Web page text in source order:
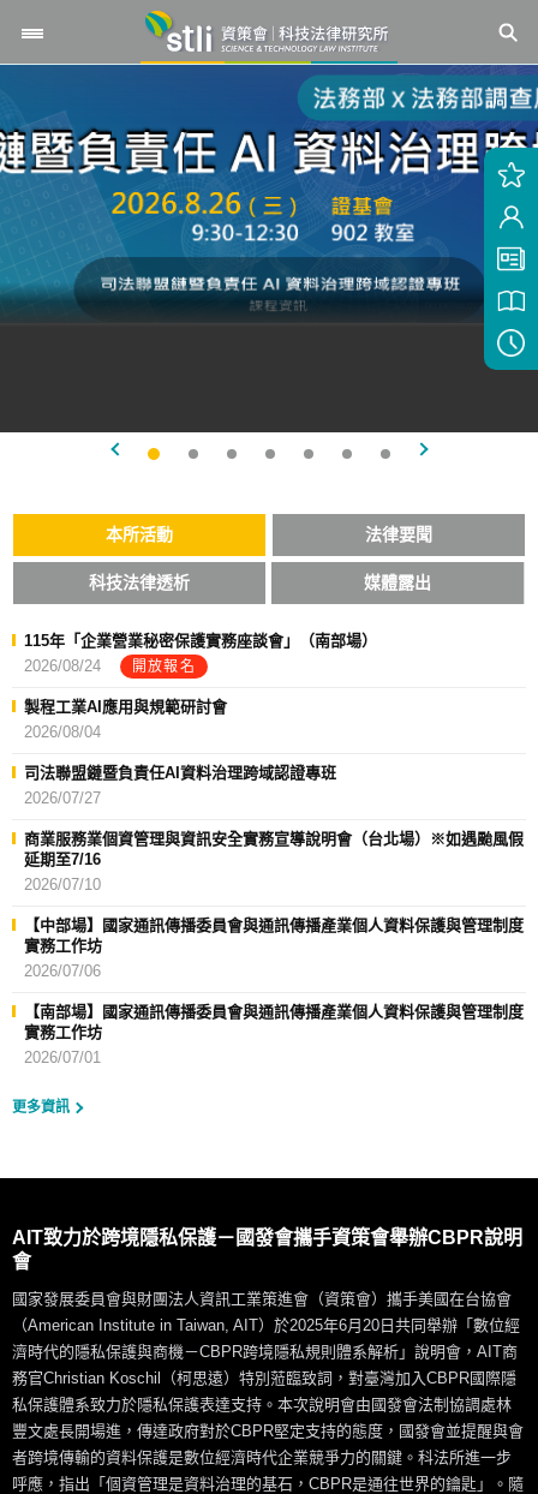
本所活動 法律要聞
科技法律透析 媒體露出
2026/08/24 開放報名
115年「企業營業秘密保護實務座談會」（南部場）
2026/08/04
製程工業AI應用與規範研討會
2026/07/27
司法聯盟鏈暨負責任AI資料治理跨域認證專班
2026/07/10
商業服務業個資管理與資訊安全實務宣導說明會（台北場）※如遇颱風假
延期至7/16
2026/07/06
【中部場】國家通訊傳播委員會與通訊傳播產業個人資料保護與管理制度
實務工作坊
2026/07/01
【南部場】國家通訊傳播委員會與通訊傳播產業個人資料保護與管理制度
實務工作坊
更多資訊
AIT致力於跨境隱私保護－國發會攜手資策會舉辦CBPR說明
會
國家發展委員會與財團法人資訊工業策進會（資策會）攜手美國在台協會
（American Institute in Taiwan, AIT）於2025年6月20日共同舉辦「數位經
濟時代的隱私保護與商機－CBPR跨境隱私規則體系解析」說明會，AIT商
務官Christian Koschil（柯思遠）特別蒞臨致詞，對臺灣加入CBPR國際隱
私保護體系致力於隱私保護表達支持。本次說明會由國發會法制協調處林
豐文處長開場進，傳達政府對於CBPR堅定支持的態度，國發會並提醒與會
者跨境傳輸的資料保護是數位經濟時代企業競爭力的關鍵。科法所進一步
呼應，指出「個資管理是資料治理的基石，CBPR是通往世界的鑰匙」。隨